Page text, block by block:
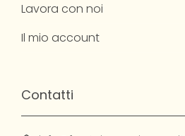
Lavora con noi
Il mio account
Contatti